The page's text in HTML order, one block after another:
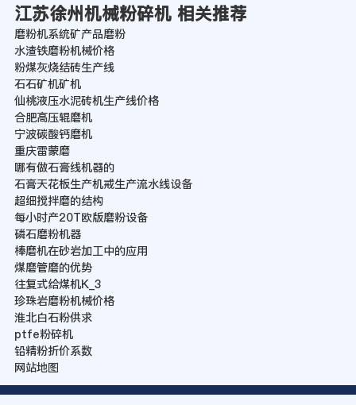
江苏徐州机械粉碎机 相关推荐
磨粉机系统矿产品磨粉
水渣铁磨粉机械价格
粉煤灰烧结砖生产线
石石矿机矿机
仙桃液压水泥砖机生产线价格
合肥高压辊磨机
宁波碳酸钙磨机
重庆雷蒙磨
哪有做石膏线机器的
石膏天花板生产机戒生产流水线设备
超细搅拌磨的结构
每小时产20T欧版磨粉设备
磷石磨粉机器
棒磨机在砂岩加工中的应用
煤磨管磨的优势
往复式给煤机K_3
珍珠岩磨粉机械价格
淮北白石粉供求
ptfe粉碎机
铅精粉折价系数
网站地图